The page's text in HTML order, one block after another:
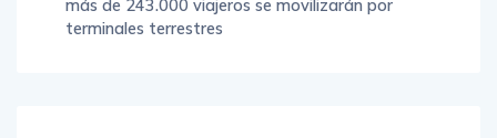
más de 243.000 viajeros se movilizarán por
terminales terrestres